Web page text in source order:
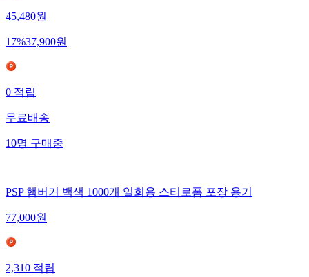
45,480원
17%37,900원
0적립
무료배송
10명구매중
PSP 햄버거 백색 1000개 일회용 스티로폼 포장 용기
77,000원
2,310적립